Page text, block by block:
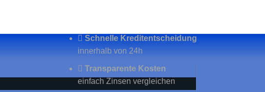
Schnelle Kreditentscheidung
innerhalb von 24h
Transparente Kosten
einfach Zinsen vergleichen